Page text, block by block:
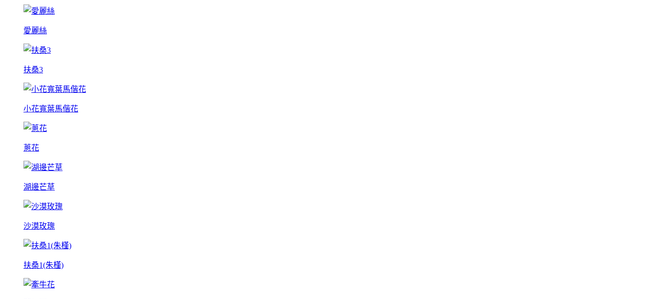
愛麗絲
扶桑3
小花寬葉馬偕花
蔥花
湖邊芒草
沙漠玫瑰
扶桑1(朱槿)